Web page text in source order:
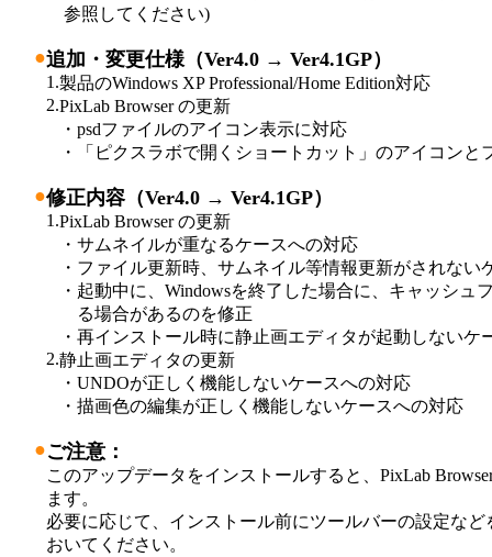
参照してください)
●追加・変更仕様（Ver4.0 → Ver4.1GP）
1.製品のWindows XP Professional/Home Edition対応
2.PixLab Browser の更新
・ psdファイルのアイコン表示に対応
・
「ピクスラボで開くショートカット」のアイコンと
●修正内容（Ver4.0 → Ver4.1GP）
1.PixLab Browser の更新
・ サムネイルが重なるケースへの対応
・ ファイル更新時、サムネイル等情報更新がされない
・ 起動中に、Windowsを終了した場合に、キャッシュ
る場合があるのを修正
・ 再インストール時に静止画エディタが起動しないケ
2.静止画エディタの更新
・ UNDOが正しく機能しないケースへの対応
・ 描画色の編集が正しく機能しないケースへの対応
●ご注意：
このアップデータをインストールすると、PixLab
ます。
必要に応じて、インストール前にツールバーの設定な
おいてください。